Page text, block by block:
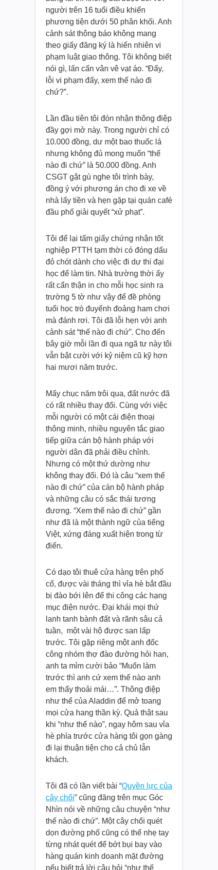
người trên 16 tuổi điều khiển
phương tiện dưới 50 phân khối. Anh
cảnh sát thông báo không mang
theo giấy đăng ký là hiển nhiên vi
phạm luật giao thông. Tôi không biết
nói gì, lấn cấn vân vê vạt áo. “Đấy,
lỗi vi phạm đấy, xem thế nào đi
chứ?”.
Lần đầu tiên tôi đón nhận thông điệp
đầy gợi mở này. Trong người chỉ có
10.000 đồng, dư một bao thuốc lá
nhưng không đủ mong muốn “thế
nào đi chứ” là 50.000 đồng. Anh
CSGT gật gù nghe tôi trình bày,
đồng ý với phương án cho đi xe về
nhà lấy tiền và hẹn gặp tại quán café
đầu phố giải quyết “xử phạt”.
Tôi để lại tấm giấy chứng nhận tốt
nghiệp PTTH tạm thời có đóng dấu
đỏ chót dành cho việc đi dự thi đại
học để làm tin. Nhà trường thời ấy
rất cẩn thận in cho mỗi học sinh ra
trường 5 tờ như vậy để đề phòng
tuổi học trò đuyểnh đoảng ham chơi
mà đánh rơi. Tôi đã lỗi hẹn với anh
cảnh sát “thế nào đi chứ”. Cho đến
bây giờ mỗi lần đi qua ngã tư này tôi
vẫn bật cười với kỷ niệm cũ kỹ hơn
hai mươi năm trước.
Mấy chục năm trôi qua, đất nước đã
có rất nhiều thay đổi. Cùng với việc
mỗi người có một cái điện thoại
thông minh, nhiều nguyên tắc giao
tiếp giữa cán bộ hành pháp với
người dân đã phải điều chỉnh.
Nhưng có một thứ dường như
không thay đổi. Đó là câu “xem thế
nào đi chứ” của cán bộ hành pháp
và những câu có sắc thái tương
đương. “Xem thế nào đi chứ” gần
như đã là một thành ngữ của tiếng
Việt, xứng đáng xuất hiện trong từ
điển.
Có dạo tôi thuê cửa hàng trên phố
cổ, được vài tháng thì vỉa hè bắt đầu
bị đào bới lên để thi công các hạng
mục điện nước. Đại khái mọi thứ
lanh tanh bành đất và rãnh sâu cả
tuần, một vài hộ được san lấp
trước. Tôi gặp riêng một anh đốc
công nhóm thợ đào đường hỏi han,
anh ta mỉm cười bảo “Muốn làm
trước thì anh cứ xem thế nào anh
em thấy thoải mái…”. Thông điệp
như thể của Aladdin để mở toang
mọi cửa hang thần kỳ. Quả thật sau
khi “như thế nào”, ngay hôm sau vỉa
hè phía trước cửa hàng tôi gọn gàng
đi lại thuận tiện cho cả chủ lẫn
khách.
Tôi đã có lần viết bài “Quyền lực của
cây chổi” cũng đăng trên mục Góc
Nhìn nói về những câu chuyện “như
thế nào đi chứ”. Một cây chổi quét
dọn đường phố cũng có thể nhẹ tay
từng nhát quét để bớt bụi bay vào
hàng quán kinh doanh mặt đường
nếu biết trả lời câu hỏi “như thế